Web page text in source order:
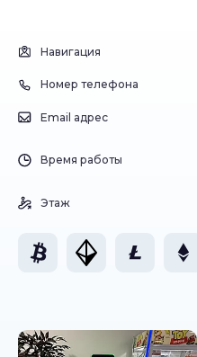
Навигация
Номер телефона
Email адрес
Время работы
Этаж